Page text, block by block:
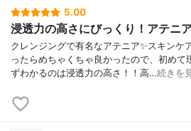
5.00
浸透力の高さにびっくり！アテニ
クレンジングで有名なアテニア✨スキンケ
ったらめちゃくちゃ良かったので、初め
ずわかるのは浸透力の高さ！！高…続きを